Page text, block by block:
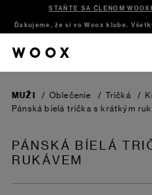
STAŇTE SA ČLENOM
Ďakujeme, že si vo Woox klube.
MUŽI / Oblečenie / Tričká /
Pánská bíelá trička s krátkým
PÁNSKÁ BÍELÁ
RUKÁVEM